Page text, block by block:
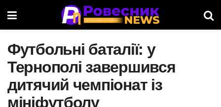
Футбольні баталії: у
Тернополі завершився
дитячий чемпіонат із
мініфутболу